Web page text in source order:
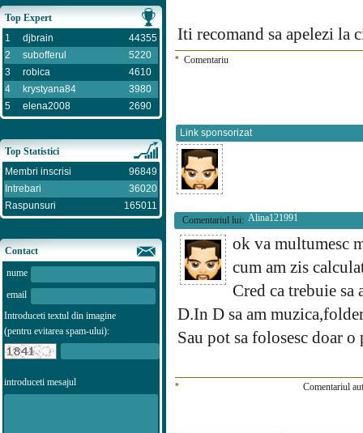
Top Expert
1
djbrain
44355
2
subofferul
5220
3
robica
4610
4
krystyana84
3980
5
elena2008 2690
Top Statistici
Membri inscrisi
96849
Intrebari
36020
Raspunsuri
165011
Contact
nume
email
Introduceti textul din imagine
(pentru evitarea spam-ului):
introduceti mesajul
Iti recomand sa apelezi la
* Comentariu
Link sponsorizat
Comentariul lui: Alina121991
ok va multumesc
cum am zis
Cred ca trebuie
D.In D sa am
Sau pot sa folosesc doar o
* Comentariul